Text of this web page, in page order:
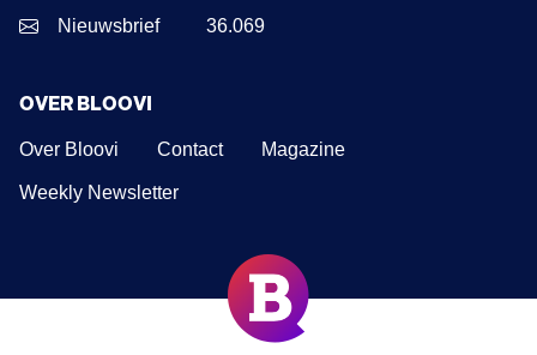
Nieuwsbrief 36.069
OVER BLOOVI
Over Bloovi Contact Magazine
Weekly Newsletter